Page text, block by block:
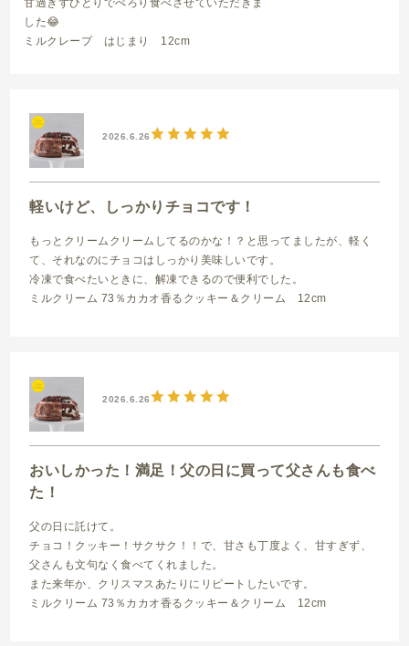
した😂
ミルクレープ はじまり 12cm
2026.6.26
軽いけど、しっかりチョコです！
もっとクリームクリームしてるのかな！？と思ってましたが、軽く
て、それなのにチョコはしっかり美味しいです。
冷凍で食べたいときに、解凍できるので便利でした。
ミルクリーム 73％カカオ香るクッキー＆クリーム 12cm
2026.6.26
おいしかった！満足！父の日に買って父さんも食べ
た！
父の日に託けて。
チョコ！クッキー！サクサク！！で、甘さも丁度よく、甘すぎず、
父さんも文句なく食べてくれました。
また来年か、クリスマスあたりにリピートしたいです。
ミルクリーム 73％カカオ香るクッキー＆クリーム 12cm